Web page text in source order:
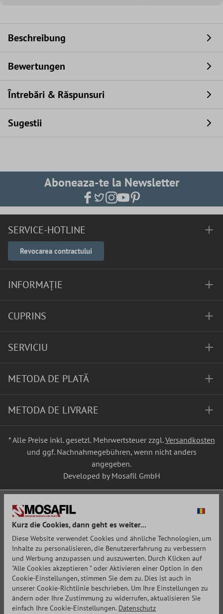
Beschreibung
Bewertungen
Întrebări & Răspunsuri
Sugestii
Aboneaza-te la Newsletter
SERVICE-HOTLINE
Revocarea contractului
INFORMAȚIE
CUPRINS
SERVICIU
METODA DE PLATĂ
METODA DE LIVRARE
* Alle Preise inkl. gesetzl. Mehrwertsteuer zzgl.Versandkosten
und ggf. Nachnahmegebühren, wenn nicht anders
angegeben.
Developed by Mosafil GmbH
Kurz die Cookies, dann geht es weiter...
Diese Website verwendet Cookies und ähnliche Technologien, um
Inhalte zu personalisieren, die Benutzererfahrung zu verbessern
und Werbung anzupassen und auszuwerten. Durch Klicken auf
"Alle Cookies akzeptieren " oder Aktivieren einer Option in den
Cookie-Einstellungen, stimmen Sie dem zu. Dies ist auch in
unserer Cookie-Richtlinie beschrieben. Um Ihre Einstellungen zu
ändern oder Ihre Zustimmung zu widerrufen, aktualisieren Sie
einfach Ihre Cookie-Einstellungen. Datenschutz